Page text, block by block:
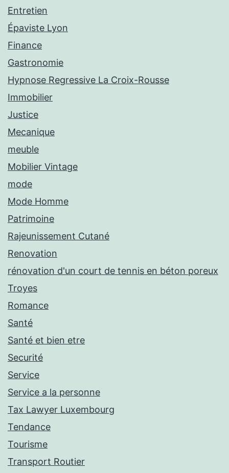
Entretien
Épaviste Lyon
Finance
Gastronomie
Hypnose Regressive La Croix-Rousse
Immobilier
Justice
Mecanique
meuble
Mobilier Vintage
mode
Mode Homme
Patrimoine
Rajeunissement Cutané
Renovation
rénovation d'un court de tennis en béton poreux
Troyes
Romance
Santé
Santé et bien etre
Securité
Service
Service a la personne
Tax Lawyer Luxembourg
Tendance
Tourisme
Transport Routier